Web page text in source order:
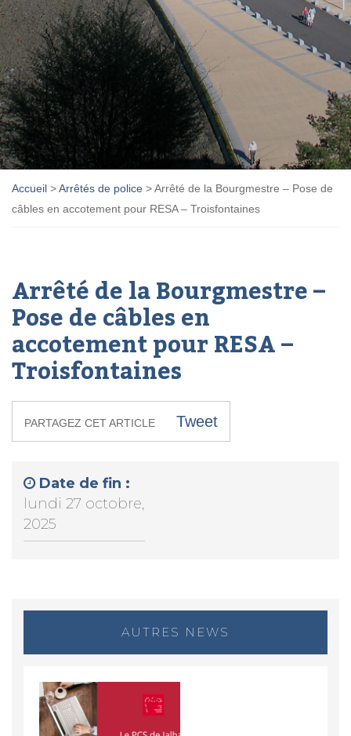
Accueil >Arrêtés de police >Arrêté de la Bourgmestre – Pose de
câbles en accotement pour RESA – Troisfontaines
Arrêté de la Bourgmestre –
Pose de câbles en
accotement pour RESA –
Troisfontaines
PARTAGEZ CET ARTICLE Tweet
Date de fin :
lundi 27 octobre,
2025
AUTRES NEWS